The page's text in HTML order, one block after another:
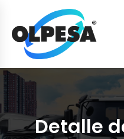
Detalle